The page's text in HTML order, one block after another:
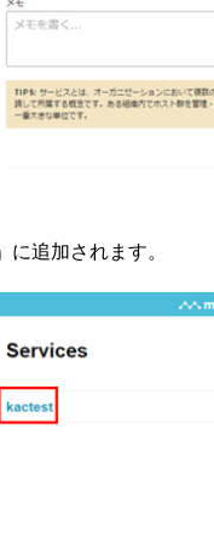
追加されます。